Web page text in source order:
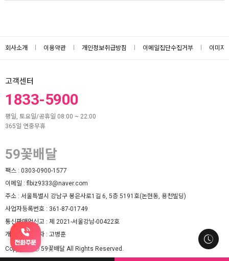
회사소개 이용약관 개인정보취급방침 이메일집단수집거부 이미지
고객센터
1833-5900
평일, 토요일/공휴일 08:00 ~ 22:00
365일 연중무휴
59꽃배달
팩스 : 0303-0900-1577
이메일 :flbiz9333@naver.com
주소 : 서울특별시 강남구 봉은사로1길 6, 5층 5191호(논현동, 용천빌딩)
사업자등록번호 : 361-87-01749
통신판매업신고 : 제 2021-서울강남-00422호
개인정보책임자 : 고병훈
Copyright ⓒ 59꽃배달 All Rights Reserved.